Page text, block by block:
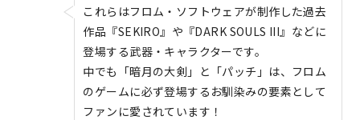
これらはフロム・ソフトウェアが制作した過去
作品『SEKIRO』や『DARK SOULS III』などに
登場する武器・キャラクターです。
中でも「暗月の大剣」と「パッチ」は、フロム
のゲームに必ず登場するお馴染みの要素として
ファンに愛されています！